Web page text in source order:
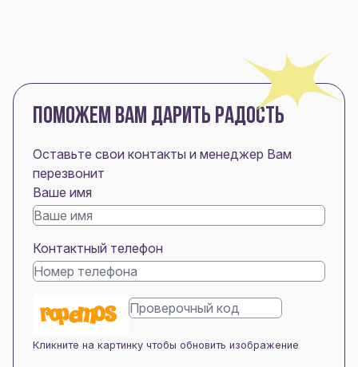
ПОМОЖЕМ ВАМ ДАРИТЬ РАДОСТЬ
Оставьте свои контакты и менеджер Вам
перезвонит
Ваше имя
Контактный телефон
Кликните на картинку чтобы обновить изображение